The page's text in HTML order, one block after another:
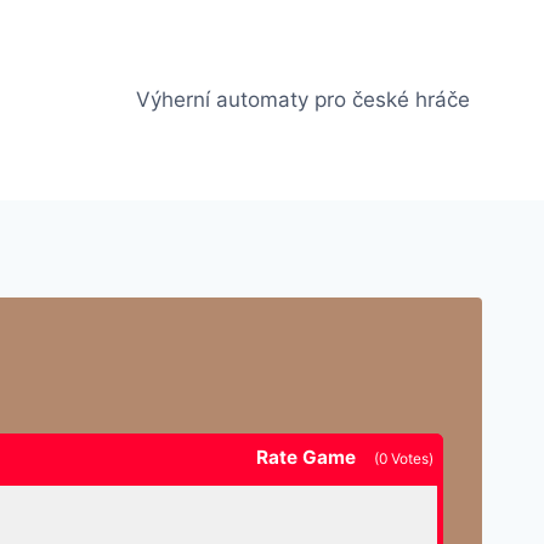
Výherní automaty pro české hráče
Rate Game (0 Votes)